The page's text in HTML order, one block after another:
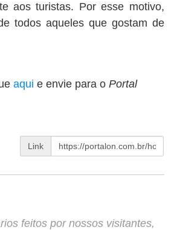
aos turistas. Por esse motivo,
todos aqueles que gostam de
aqui e envie para o Portal
Link
feitos por nossos visitantes,